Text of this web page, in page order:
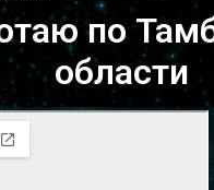
по
области